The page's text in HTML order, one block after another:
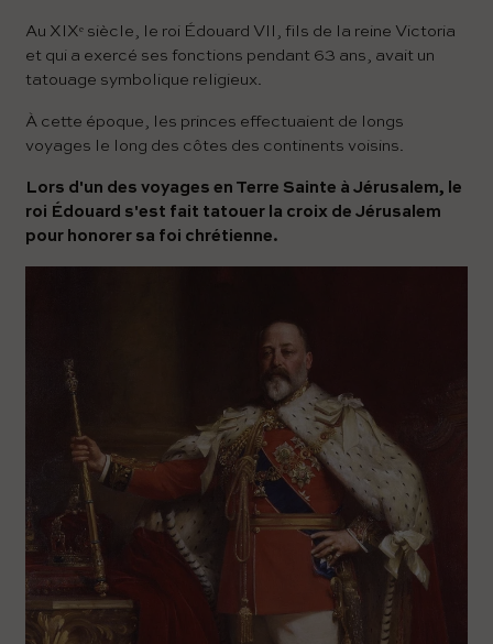
Au XIXᵉ siècle, le roi Édouard VII, fils de la reine Victoria
et qui a exercé ses fonctions pendant 63 ans, avait un
tatouage symbolique religieux.
À cette époque, les princes effectuaient de longs
voyages le long des côtes des continents voisins.
Lors d'un des voyages en Terre Sainte à Jérusalem, le
roi Édouard s'est fait tatouer la croix de Jérusalem
pour honorer sa foi chrétienne.